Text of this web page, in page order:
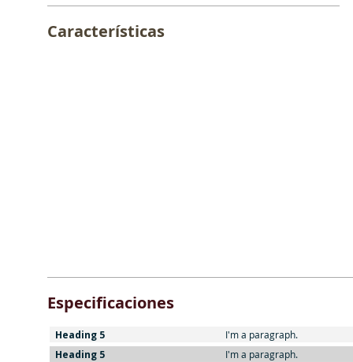
Características
Especificaciones
Heading 5 I'm a paragraph.
Heading 5 I'm a paragraph.